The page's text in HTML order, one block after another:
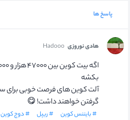
پاسخ ها
هادی نوروزی Hadooo
بکشه
گرفتن خواهند داشت! 😋
# بایننس کوین # ریپل # دوج کوین